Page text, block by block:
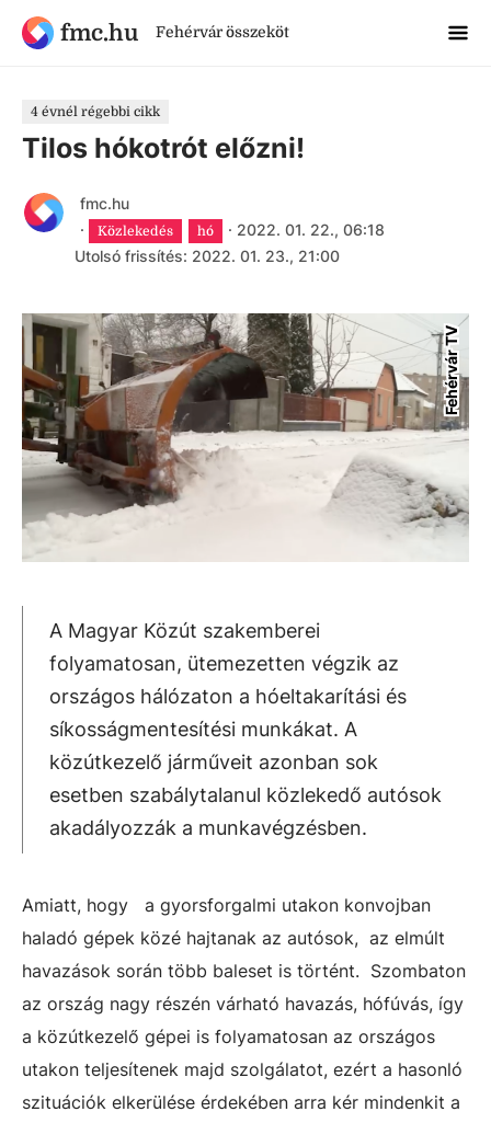
fmc.hu Fehérvár összeköt
4 évnél régebbi cikk
Tilos hókotrót előzni!
fmc.hu
·
Közlekedés hó · 2022. 01. 22., 06:18
Utolsó frissítés: 2022. 01. 23., 21:00
Fehérvár TV
A Magyar Közút szakemberei
folyamatosan, ütemezetten végzik az
országos hálózaton a hóeltakarítási és
síkosságmentesítési munkákat. A
közútkezelő járműveit azonban sok
esetben szabálytalanul közlekedő autósok
akadályozzák a munkavégzésben.
Amiatt, hogy a gyorsforgalmi utakon konvojban
haladó gépek közé hajtanak az autósok, az elmúlt
havazások során több baleset is történt. Szombaton
az ország nagy részén várható havazás, hófúvás, így
a közútkezelő gépei is folyamatosan az országos
utakon teljesítenek majd szolgálatot, ezért a hasonló
szituációk elkerülése érdekében arra kér mindenkit a